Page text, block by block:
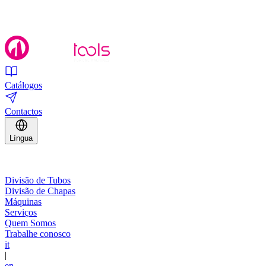
Catálogos
Contactos
Língua
Divisão de Tubos
Divisão de Chapas
Máquinas
Serviços
Quem Somos
Trabalhe conosco
it
|